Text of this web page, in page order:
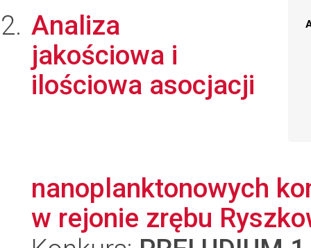
Analiza
jakościowa i
ilościowa asocjacji
nanoplanktonowych
w rejonie zrębu